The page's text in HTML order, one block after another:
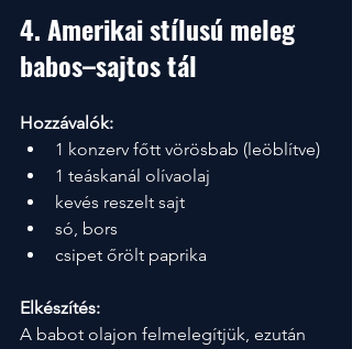
4. Amerikai stílusú meleg
babos–sajtos tál
Hozzávalók:
1 konzerv főtt vörösbab (leöblítve)
1 teáskanál olívaolaj
kevés reszelt sajt
só, bors
csipet őrölt paprika
Elkészítés:
A babot olajon felmelegítjük, ezután